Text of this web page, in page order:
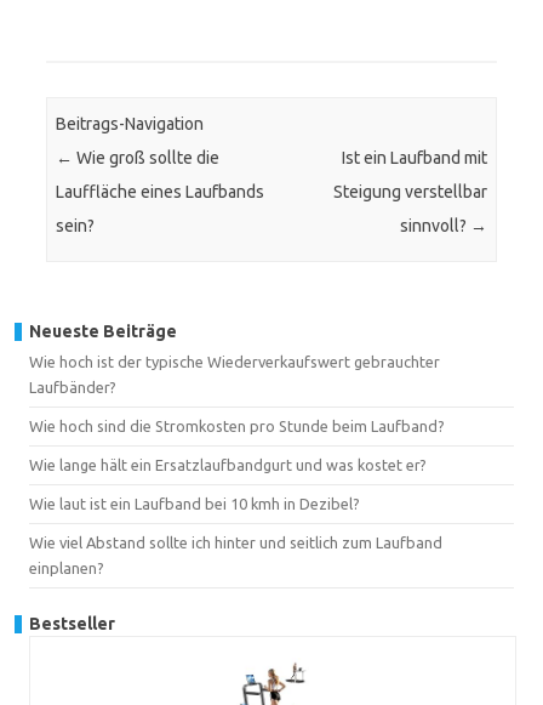
Beitrags-Navigation
← Wie groß sollte die
Lauffläche eines Laufbands
sein?
Ist ein Laufband mit
Steigung verstellbar
sinnvoll? →
Neueste Beiträge
Wie hoch ist der typische Wiederverkaufswert gebrauchter
Laufbänder?
Wie hoch sind die Stromkosten pro Stunde beim Laufband?
Wie lange hält ein Ersatzlaufbandgurt und was kostet er?
Wie laut ist ein Laufband bei 10 kmh in Dezibel?
Wie viel Abstand sollte ich hinter und seitlich zum Laufband
einplanen?
Bestseller